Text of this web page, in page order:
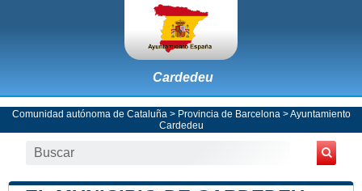
Cardedeu
Comunidad autónoma de Cataluña > Provincia de Barcelona >Ayuntamiento
Cardedeu